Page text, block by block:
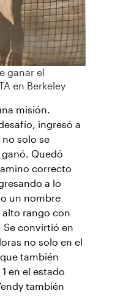
ganar el
en Berkeley
misión.
ingresó a
solo se
Quedó
correcto
a lo
un nombre
rango con
convirtió en
no solo en el
también
en el estado
también